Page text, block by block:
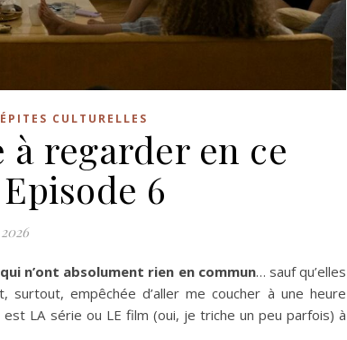
CULTURELLES
regarder en ce
6
n’ont absolument rien en commun… sauf qu’elles
empêchée d’aller me coucher à une heure
LA série ou LE film (oui, je triche un peu parfois) à